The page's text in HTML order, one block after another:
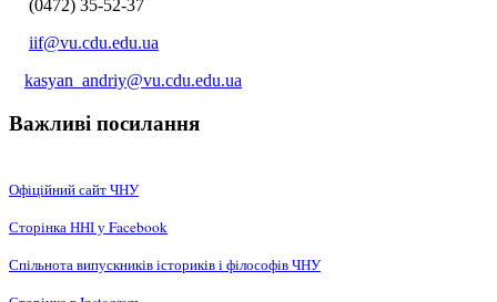
(0472) 35-52-37
iif@vu.cdu.edu.ua
kasyan_andriy@vu.cdu.edu.ua
Важливі посилання
Офіційний сайт ЧНУ
Сторінка ННІ у Facebook
Спільнота випускників істориків і філософів ЧНУ